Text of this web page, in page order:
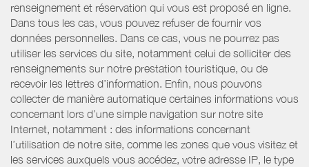
renseignement et réservation qui vous est proposé en ligne.
Dans tous les cas, vous pouvez refuser de fournir vos
données personnelles. Dans ce cas, vous ne pourrez pas
utiliser les services du site, notamment celui de solliciter des
renseignements sur notre prestation touristique, ou de
recevoir les lettres d’information. Enfin, nous pouvons
collecter de manière automatique certaines informations vous
concernant lors d’une simple navigation sur notre site
Internet, notamment : des informations concernant
l’utilisation de notre site, comme les zones que vous visitez et
les services auxquels vous accédez, votre adresse IP, le type